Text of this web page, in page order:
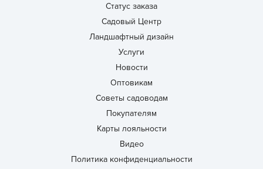
Статус заказа
Садовый Центр
Ландшафтный дизайн
Услуги
Новости
Оптовикам
Советы садоводам
Покупателям
Карты лояльности
Видео
Политика конфиденциальности